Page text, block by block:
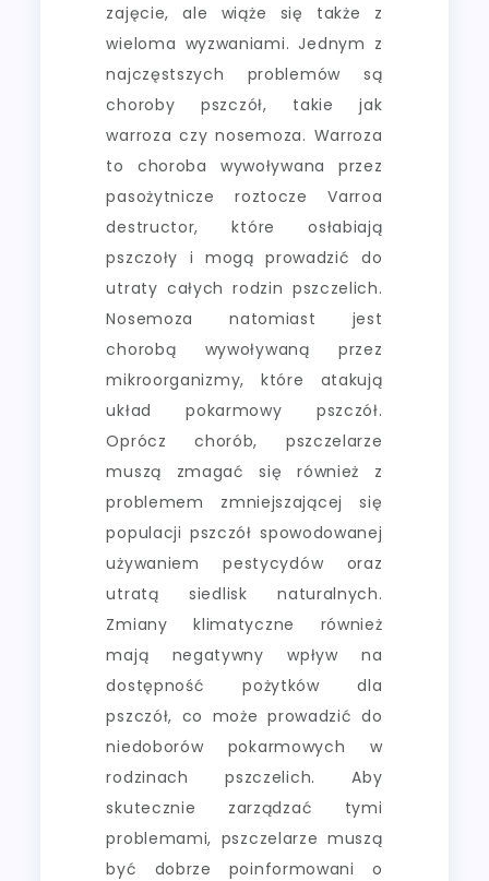
zajęcie, ale wiąże się także z
wieloma wyzwaniami. Jednym z
najczęstszych problemów są
choroby pszczół, takie jak
warroza czy nosemoza. Warroza
to choroba wywoływana przez
pasożytnicze roztocze Varroa
destructor, które osłabiają
pszczoły i mogą prowadzić do
utraty całych rodzin pszczelich.
Nosemoza natomiast jest
chorobą wywoływaną przez
mikroorganizmy, które atakują
układ pokarmowy pszczół.
Oprócz chorób, pszczelarze
muszą zmagać się również z
problemem zmniejszającej się
populacji pszczół spowodowanej
używaniem pestycydów oraz
utratą siedlisk naturalnych.
Zmiany klimatyczne również
mają negatywny wpływ na
dostępność pożytków dla
pszczół, co może prowadzić do
niedoborów pokarmowych w
rodzinach pszczelich. Aby
skutecznie zarządzać tymi
problemami, pszczelarze muszą
być dobrze poinformowani o